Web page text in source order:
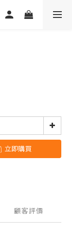
立即購買
顧客評價